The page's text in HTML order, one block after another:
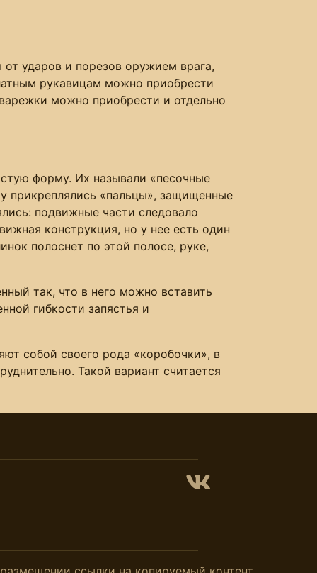
ударов и порезов оружием врага,
рукавицам можно приобрести
можно приобрести и отдельно
форму. Их называли «песочные
прикреплялись «пальцы», защищенные
подвижные части следовало
конструкция, но у нее есть один
полоснет по этой полосе, руке,
так, что в него можно вставить
гибкости запястья и
собой своего рода «коробочки», в
Такой вариант считается